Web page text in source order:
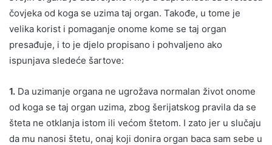
čovjeka od koga se uzima taj organ. Takođe, u tome je
velika korist i pomaganje onome kome se taj organ
presađuje, i to je djelo propisano i pohvaljeno ako
ispunjava sledeće šartove:
1. Da uzimanje organa ne ugrožava normalan život onome
od koga se taj organ uzima, zbog šerijatskog pravila da se
šteta ne otklanja istom ili većom štetom. I zato jer u slučaju
da mu nanosi štetu, onaj koji donira organ baca sam sebe u